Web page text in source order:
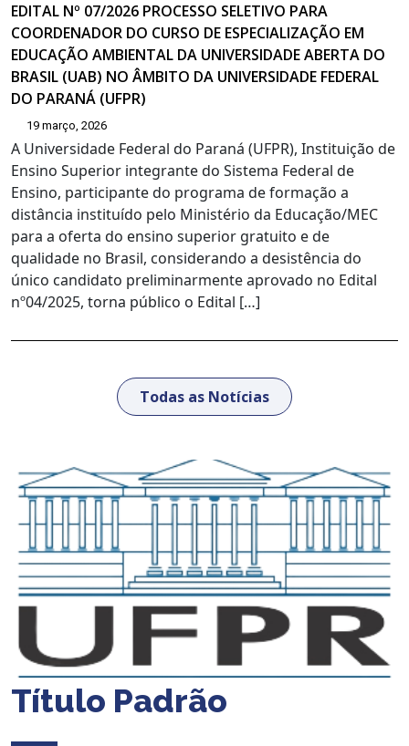
EDITAL Nº 07/2026 PROCESSO SELETIVO PARA
COORDENADOR DO CURSO DE ESPECIALIZAÇÃO EM
EDUCAÇÃO AMBIENTAL DA UNIVERSIDADE ABERTA DO
BRASIL (UAB) NO ÂMBITO DA UNIVERSIDADE FEDERAL
DO PARANÁ (UFPR)
19 março, 2026
A Universidade Federal do Paraná (UFPR), Instituição de
Ensino Superior integrante do Sistema Federal de
Ensino, participante do programa de formação a
distância instituído pelo Ministério da Educação/MEC
para a oferta do ensino superior gratuito e de
qualidade no Brasil, considerando a desistência do
único candidato preliminarmente aprovado no Edital
nº04/2025, torna público o Edital […]
Todas as Notícias
Título Padrão